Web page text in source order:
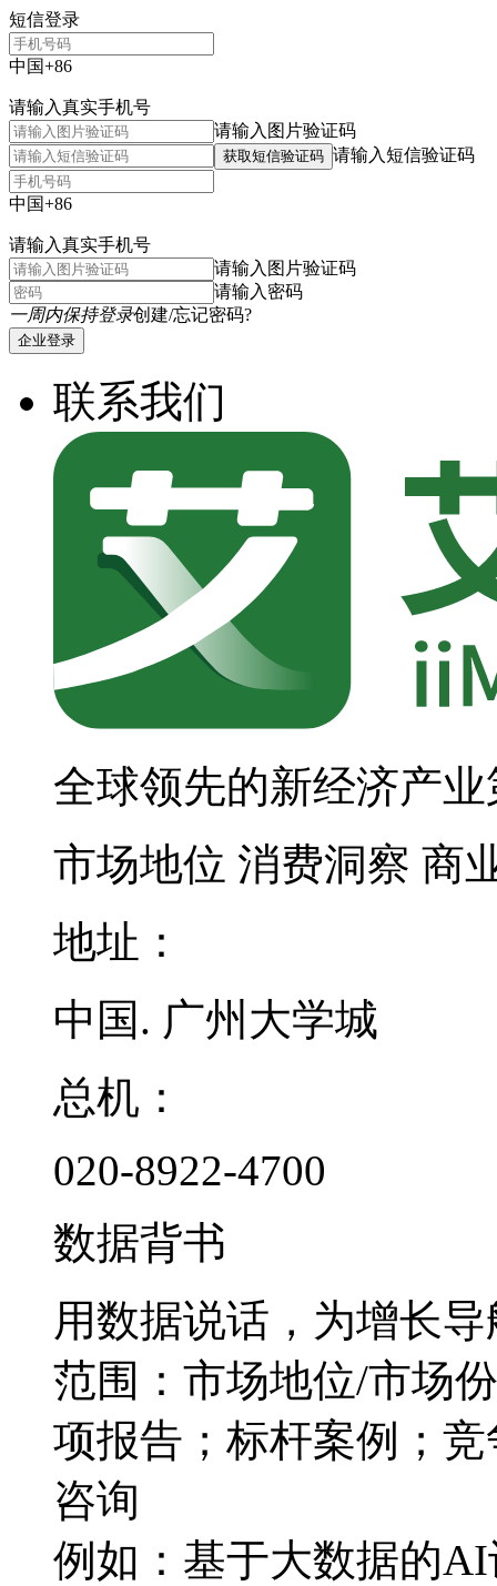
短信登录
中国+86
请输入真实手机号
请输入图片验证码
获取短信验证码 请输入短信验证码
中国+86
请输入真实手机号
请输入图片验证码
请输入密码
一周内保持登录创建/忘记密码?
企业登录
联系我们
全球领先的新经济产
市场地位 消费洞察 商
地址：
中国. 广州大学城
总机：
020-8922-4700
数据背书
用数据说话，为增长导
范围：市场地位/市场
项报告；标杆案例；
咨询
例如：基于大数据的